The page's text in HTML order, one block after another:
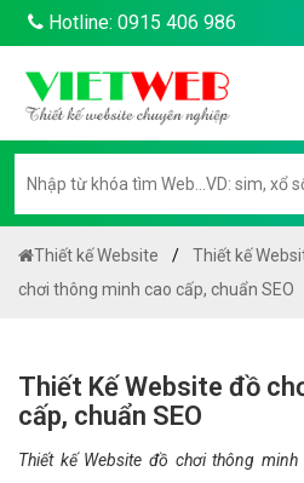
Hotline: 0915 406 986
Thiết kế Website Thiết kế
chơi thông minh cao cấp, chuẩn SEO
Thiết Kế Website đồ
cấp, chuẩn SEO
Thiết kế Website đồ chơi thông minh